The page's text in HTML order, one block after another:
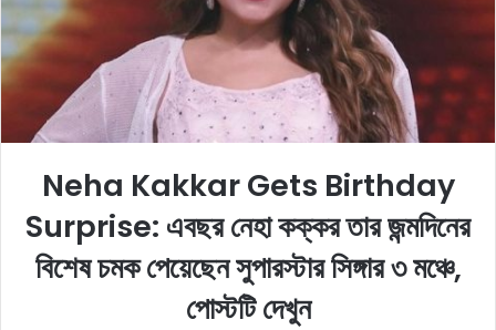
a
l
Neha Kakkar Gets Birthday
Surprise: এবছর নেহা কক্কর তার জন্মদিনের
বিশেষ চমক পেয়েছেন সুপারস্টার সিঙ্গার ৩ মঞ্চে,
পোস্টটি দেখুন